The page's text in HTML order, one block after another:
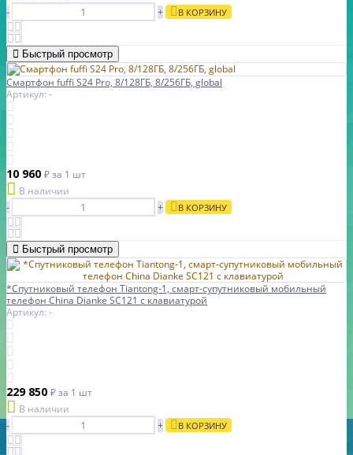
-
+ В КОРЗИНУ
Быстрый просмотр
Смартфон fuffi S24 Pro, 8/128ГБ, 8/256ГБ, global
Артикул: -
10 960 ₽за 1 шт
В наличии
-
+ В КОРЗИНУ
Быстрый просмотр
*Спутниковый телефон Tiantong-1, смарт-супутниковый мобильный
телефон China Dianke SC121 с клавиатурой
Артикул: -
229 850 ₽за 1 шт
В наличии
-
+ В КОРЗИНУ